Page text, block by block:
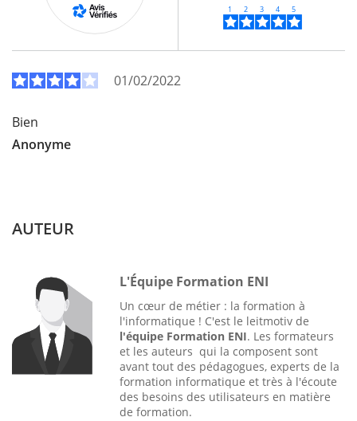
01/02/2022
Bien
Anonyme
AUTEUR
L'Équipe Formation ENI
Un cœur de métier : la formation à
l'informatique ! C'est le leitmotiv de
l'équipe Formation ENI. Les formateurs
et les auteurs qui la composent sont
avant tout des pédagogues, experts de la
formation informatique et très à l'écoute
des besoins des utilisateurs en matière
de formation.